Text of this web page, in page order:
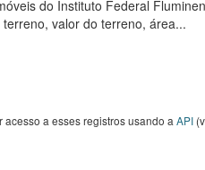
do Instituto Federal
valor do terreno, área...
acesso a esses registros usando a API